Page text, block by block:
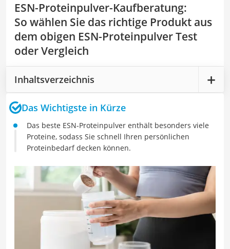
ESN-Proteinpulver-Kaufberatung:
So wählen Sie das richtige Produkt aus
dem obigen ESN-Proteinpulver Test
oder Vergleich
Inhaltsverzeichnis
Das Wichtigste in Kürze
Das beste ESN-Proteinpulver enthält besonders viele
Proteine, sodass Sie schnell Ihren persönlichen
Proteinbedarf decken können.